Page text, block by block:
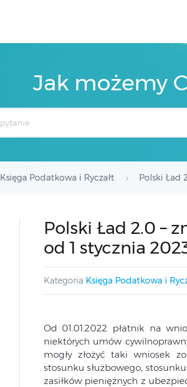
Jak możemy
Księga Podatkowa i Ryczałt Polski Ład
Polski Ład 2.0 –
od 1 stycznia
Kategoria Księga Podatkowa i
Od 01.01.2022 płatnik na
niektórych umów
mogły złożyć taki wniosek
stosunku służbowego,
zasiłków pieniężnych z